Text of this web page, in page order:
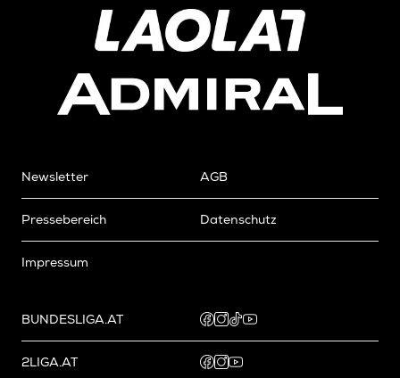
Newsletter
Pressebereich
Impressum
AGB
Datenschutz
BUNDESLIGA.AT
2LIGA.AT